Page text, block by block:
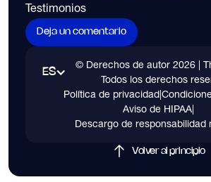
Testimonios
Deja un comentario
ES
© Derechos de autor2026 |
Todos los derechos
Política de privacidad
Aviso de HIPAA|
Descargo de responsabilidad
Volver al principio